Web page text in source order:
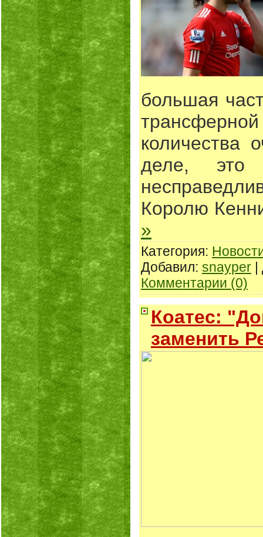
большая
количества
деле, это
Королю
»
Категория:
Добавил: snayper |
Комментарии (0)
Коатес:
заменить